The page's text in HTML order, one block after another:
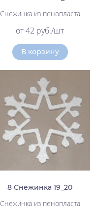
Снежинка из пенопласта
от 42 руб./шт
В корзину
8 Снежинка 19_20
Снежинка из пенопласта